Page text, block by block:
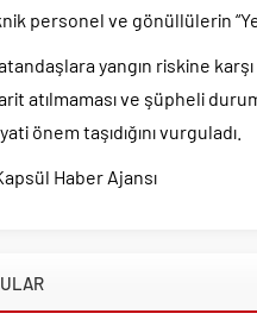
personel ve gönüllülerin
yangın riskine
atılmaması ve şüpheli
önem taşıdığını vurguladı.
Haber Ajansı